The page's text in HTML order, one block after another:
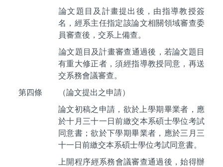
論文題目及計畫提出後，由指導教授簽
名，經系主任指定該論文相關領域審查委
員審查後，交系上備查。
論文題目及計畫審查通過後，若論文題目
有重大修正者，須經指導教授同意，再送
交系務會議審查。
第四條
（論文提出之申請）
論文初稿之申請，欲於上學期畢業者，應
於十月三十一日前繳交本系碩士學位考試
同意書；欲於下學期畢業者，應於三月三
十一日前繳交本系碩士學位考試同意書。
上開程序經系務會議審查通過後，始得辦